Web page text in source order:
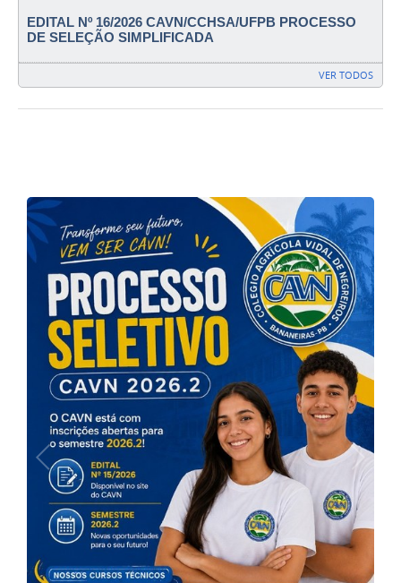
EDITAL Nº 16/2026 CAVN/CCHSA/UFPB PROCESSO
DE SELEÇÃO SIMPLIFICADA
VER TODOS